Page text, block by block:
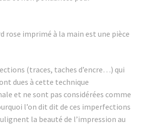
rose imprimé à la main est une pièce
(traces, taches d’encre…) qui
dues à cette technique
et ne sont pas considérées comme
l’on dit dit de ces imperfections
la beauté de l’impression au